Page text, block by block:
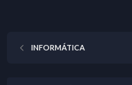
INFORMÁTICA